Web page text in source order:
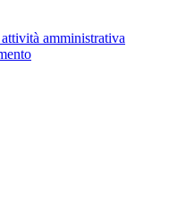
amministrativa